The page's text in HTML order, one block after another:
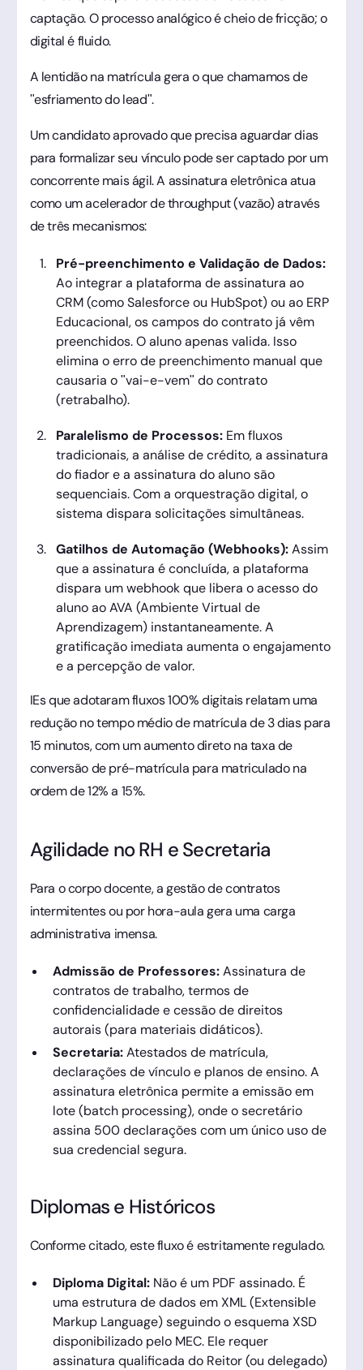
captação. O processo analógico é cheio de fricção; o
digital é fluido.
A lentidão na matrícula gera o que chamamos de
"esfriamento do lead".
Um candidato aprovado que precisa aguardar dias
para formalizar seu vínculo pode ser captado por um
concorrente mais ágil. A assinatura eletrônica atua
como um acelerador de throughput (vazão) através
de três mecanismos:
Pré-preenchimento e Validação de Dados:
Ao integrar a plataforma de assinatura ao
CRM (como Salesforce ou HubSpot) ou ao ERP
Educacional, os campos do contrato já vêm
preenchidos. O aluno apenas valida. Isso
elimina o erro de preenchimento manual que
causaria o "vai-e-vem" do contrato
(retrabalho).
Paralelismo de Processos:Em fluxos
tradicionais, a análise de crédito, a assinatura
do fiador e a assinatura do aluno são
sequenciais. Com a orquestração digital, o
sistema dispara solicitações simultâneas.
Gatilhos de Automação (Webhooks):Assim
que a assinatura é concluída, a plataforma
dispara um webhook que libera o acesso do
aluno ao AVA (Ambiente Virtual de
Aprendizagem) instantaneamente. A
gratificação imediata aumenta o engajamento
e a percepção de valor.
IEs que adotaram fluxos 100% digitais relatam uma
redução no tempo médio de matrícula de 3 dias para
15 minutos, com um aumento direto na taxa de
conversão de pré-matrícula para matriculado na
ordem de 12% a 15%.
Agilidade no RH e Secretaria
Para o corpo docente, a gestão de contratos
intermitentes ou por hora-aula gera uma carga
administrativa imensa.
Admissão de Professores:Assinatura de
contratos de trabalho, termos de
confidencialidade e cessão de direitos
autorais (para materiais didáticos).
Secretaria:Atestados de matrícula,
declarações de vínculo e planos de ensino. A
assinatura eletrônica permite a emissão em
lote (batch processing), onde o secretário
assina 500 declarações com um único uso de
sua credencial segura.
Diplomas e Históricos
Conforme citado, este fluxo é estritamente regulado.
Diploma Digital: Não é um PDF assinado. É
uma estrutura de dados em XML (Extensible
Markup Language) seguindo o esquema XSD
disponibilizado pelo MEC. Ele requer
assinatura qualificada do Reitor (ou delegado)